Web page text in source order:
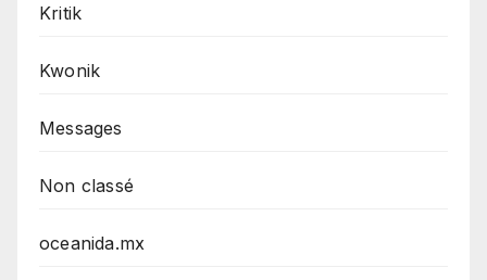
Kritik
Kwonik
Messages
Non classé
oceanida.mx